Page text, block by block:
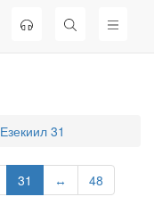
Езекиил 31
31 ↔ 48